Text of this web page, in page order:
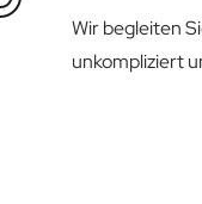
Wir begleiten
unkompliziert